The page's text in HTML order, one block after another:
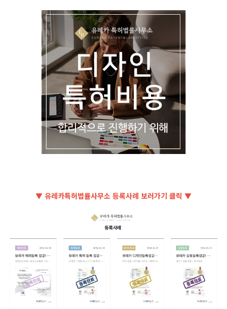
▼ 유레카특허법률사무소 등록사례 보러가기 클릭 ▼